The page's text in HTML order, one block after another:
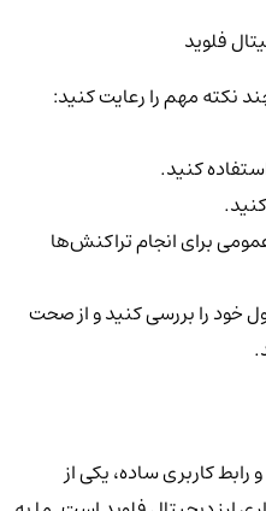
فلوید
نکته مهم را رعایت کنید:
کنید.
برای انجام تراکنش‌ها
خود را بررسی کنید و از صحت
کاربری ساده، یکی از